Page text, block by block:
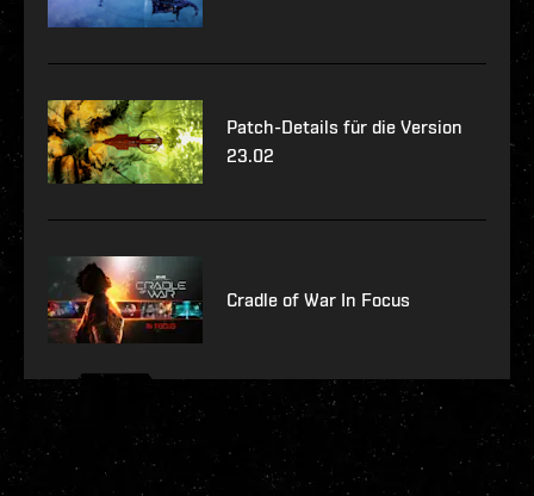
Patch-Details für die Version
23.02
Cradle of War In Focus